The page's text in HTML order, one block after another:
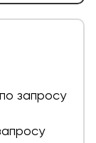
запросу